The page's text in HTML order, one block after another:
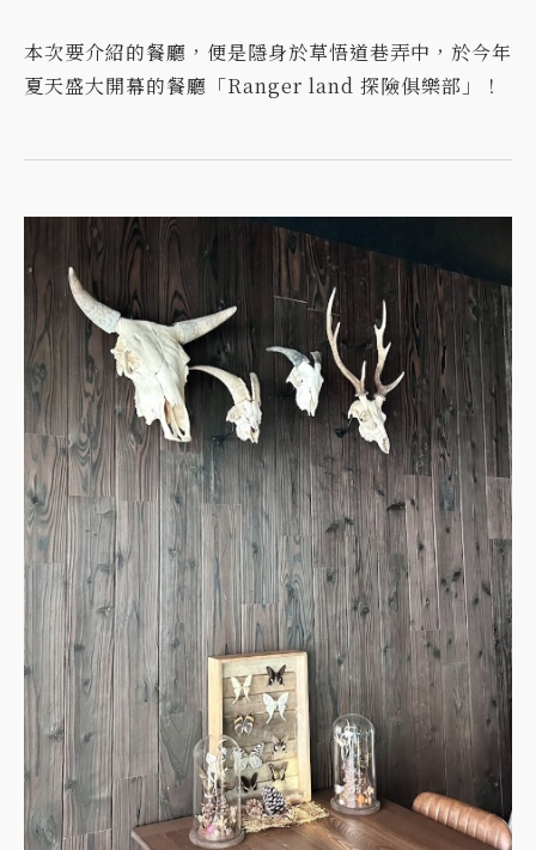
本次要介紹的餐廳，便是隱身於草悟道巷弄中，於今年
夏天盛大開幕的餐廳「Ranger land 探險俱樂部」！